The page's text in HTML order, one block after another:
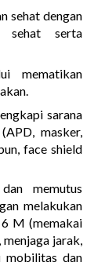
sehat dengan
sehat serta
mematikan
sarana
masker,
face shield
memutus
melakukan
M (memakai
menjaga jarak,
mobilitas dan